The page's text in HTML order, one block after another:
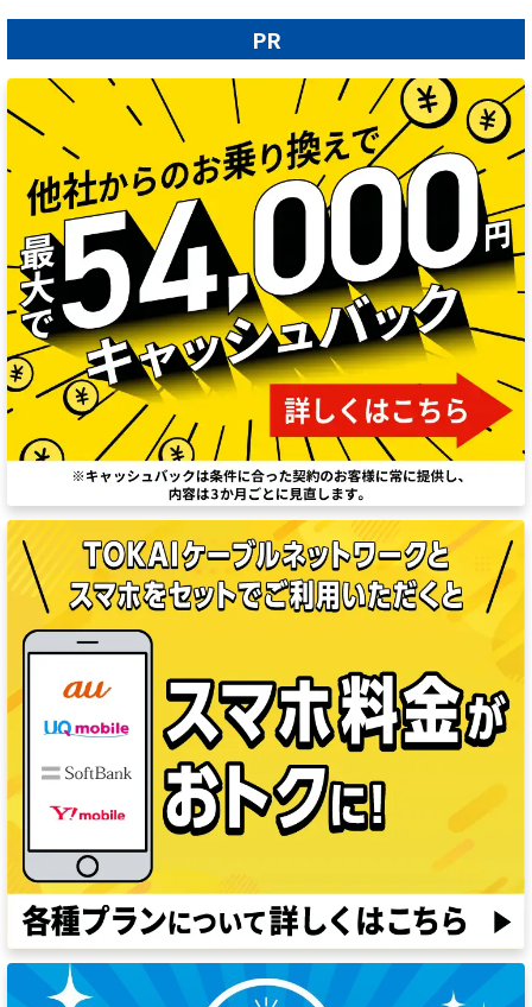
PR